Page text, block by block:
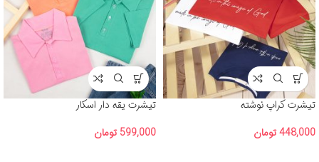
تیشرت کراپ نوشته
448,000تومان
تیشرت یقه دار اسکار
599,000 تومان